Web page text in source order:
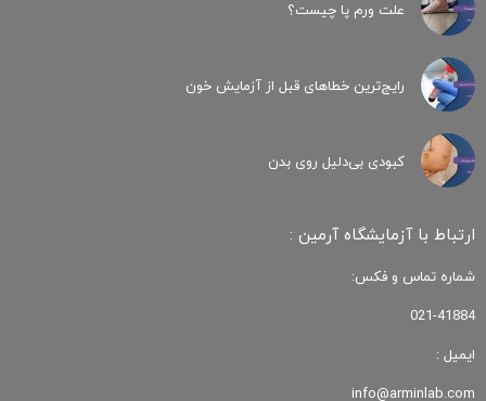
علت ورم پا چیست؟
رایج‌ترین خطاهای قبل از آزمایش خون
کبودی‌ بی‌دلیل روی بدن
ارتباط با آزمایشگاه آرمین :
شماره تماس و فکس:
021-41884
ایمیل :
info@arminlab.com